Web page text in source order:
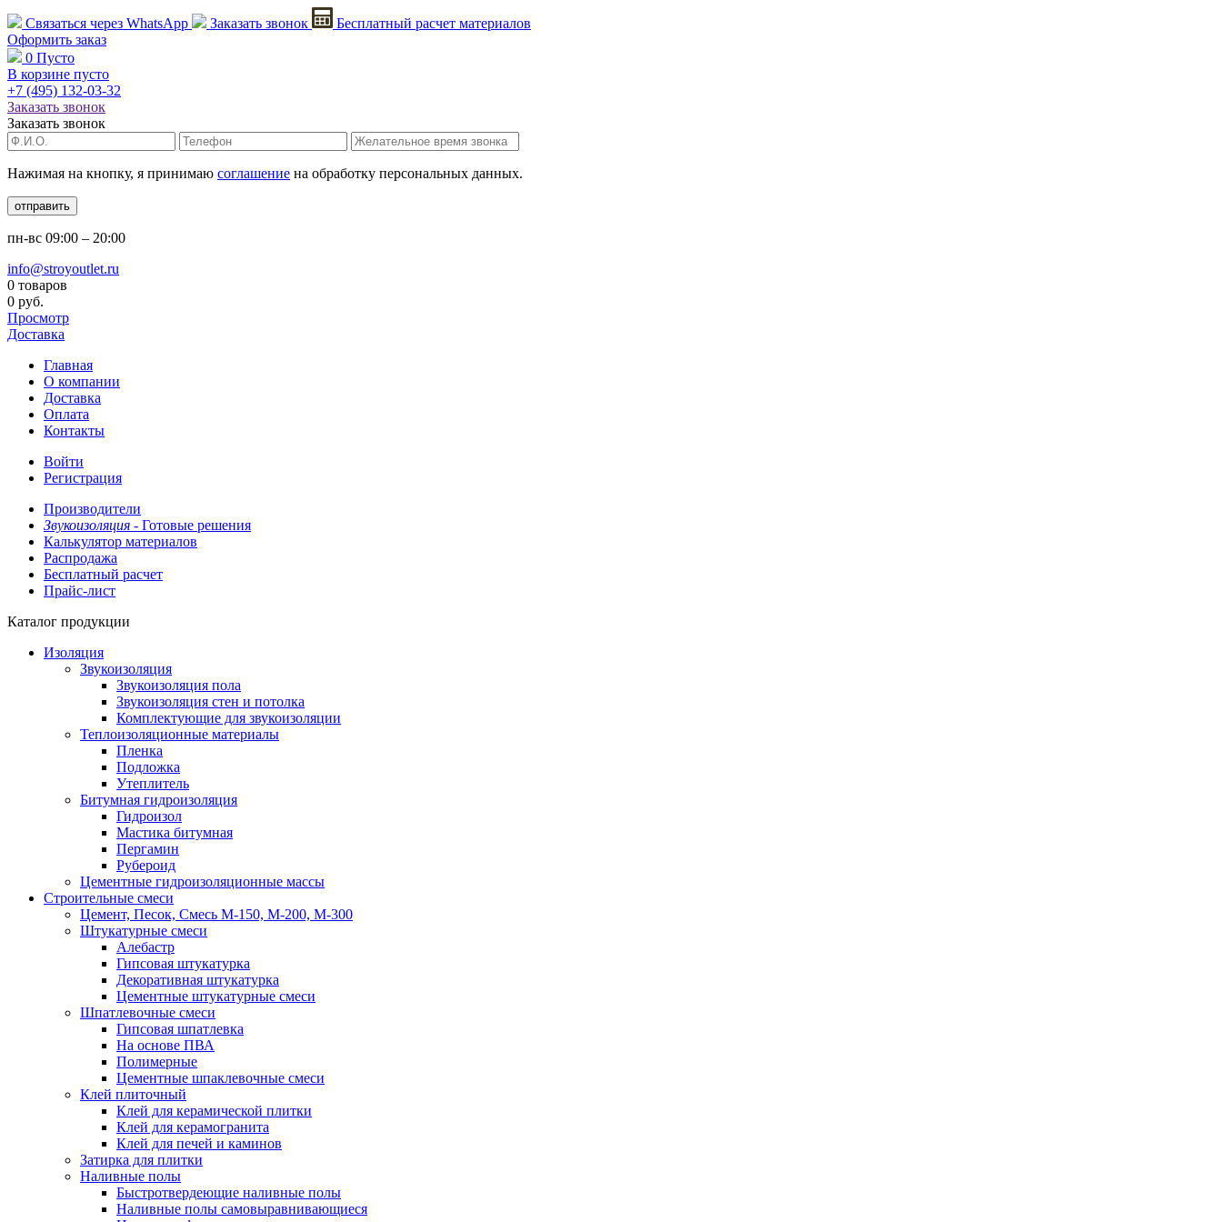
Связаться через WhatsApp Заказать звонок Бесплатный расчет материалов
Оформить заказ
0 Пусто
В корзине пусто
+7 (495) 132-03-32
Заказать звонок
Заказать звонок
Нажимая на кнопку, я принимаю соглашение на обработку персональных данных.
отправить
пн-вс 09:00 – 20:00
info@stroyoutlet.ru
0 товаров
0 руб.
Просмотр
Доставка
Главная
О компании
Доставка
Оплата
Контакты
Войти
Регистрация
Производители
Звукоизоляция - Готовые решения
Калькулятор материалов
Распродажа
Бесплатный расчет
Прайс-лист
Каталог продукции
Изоляция
Звукоизоляция
Звукоизоляция пола
Звукоизоляция стен и потолка
Комплектующие для звукоизоляции
Теплоизоляционные материалы
Пленка
Подложка
Утеплитель
Битумная гидроизоляция
Гидроизол
Мастика битумная
Пергамин
Рубероид
Цементные гидроизоляционные массы
Строительные смеси
Цемент, Песок, Смесь М-150, М-200, М-300
Штукатурные смеси
Алебастр
Гипсовая штукатурка
Декоративная штукатурка
Цементные штукатурные смеси
Шпатлевочные смеси
Гипсовая шпатлевка
На основе ПВА
Полимерные
Цементные шпаклевочные смеси
Клей плиточный
Клей для керамической плитки
Клей для керамогранита
Клей для печей и каминов
Затирка для плитки
Наливные полы
Быстротвердеющие наливные полы
Наливные полы самовыравнивающиеся